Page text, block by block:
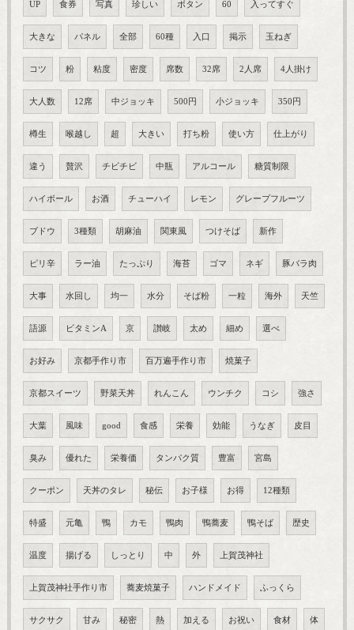
UP 食券 写真 珍しい ボタン 60 入ってすぐ
大きな パネル 全部 60種 入口 掲示 玉ねぎ
コツ 粉 粘度 密度 席数 32席 2人席 4人掛け
大人数 12席 中ジョッキ 500円 小ジョッキ 350円
樽生 喉越し 超 大きい 打ち粉 使い方 仕上がり
違う 贅沢 チビチビ 中瓶 アルコール 糖質制限
ハイボール お酒 チューハイ レモン グレープフルーツ
ブドウ 3種類 胡麻油 関東風 つけそば 新作
ピリ辛 ラー油 たっぷり 海苔 ゴマ ネギ 豚バラ肉
大事 水回し 均一 水分 そば粉 一粒 海外 天竺
語源 ビタミンA 京 讃岐 太め 細め 選べ
お好み 京都手作り市 百万遍手作り市 焼菓子
京都スイーツ 野菜天丼 れんこん ウンチク コシ 強さ
大葉 風味 good 食感 栄養 効能 うなぎ 皮目
臭み 優れた 栄養価 タンパク質 豊富 宮島
クーポン 天丼のタレ 秘伝 お子様 お得 12種類
特盛 元亀 鴨 カモ 鴨肉 鴨蕎麦 鴨そば 歴史
温度 揚げる しっとり 中 外 上賀茂神社
上賀茂神社手作り市 蕎麦焼菓子 ハンドメイド ふっくら
サクサク 甘み 秘密 熱 加える お祝い 食材 体